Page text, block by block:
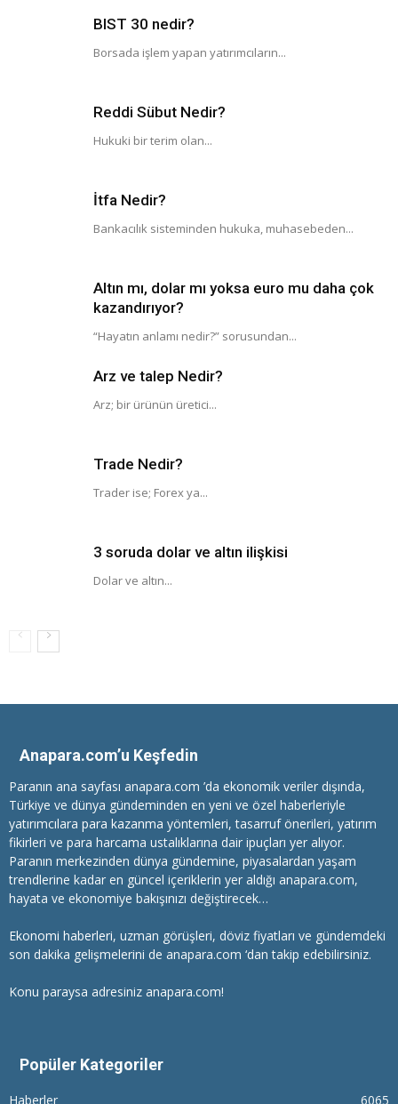
BIST 30 nedir?
Borsada işlem yapan yatırımcıların...
Reddi Sübut Nedir?
Hukuki bir terim olan...
İtfa Nedir?
Bankacılık sisteminden hukuka, muhasebeden...
Altın mı, dolar mı yoksa euro mu daha çok
kazandırıyor?
“Hayatın anlamı nedir?” sorusundan...
Arz ve talep Nedir?
Arz; bir ürünün üretici...
Trade Nedir?
Trader ise; Forex ya...
3 soruda dolar ve altın ilişkisi
Dolar ve altın...
Anapara.com’u Keşfedin
Paranın ana sayfası anapara.com ’da ekonomik veriler dışında,
Türkiye ve dünya gündeminden en yeni ve özel haberleriyle
yatırımcılara para kazanma yöntemleri, tasarruf önerileri, yatırım
fikirleri ve para harcama ustalıklarına dair ipuçları yer alıyor.
Paranın merkezinden dünya gündemine, piyasalardan yaşam
trendlerine kadar en güncel içeriklerin yer aldığı anapara.com,
hayata ve ekonomiye bakışınızı değiştirecek…
Ekonomi haberleri, uzman görüşleri, döviz fiyatları ve gündemdeki
son dakika gelişmelerini de anapara.com ‘dan takip edebilirsiniz.
Konu paraysa adresiniz anapara.com!
Popüler Kategoriler
Haberler
6065